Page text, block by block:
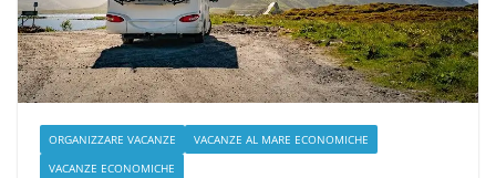
ORGANIZZARE VACANZE
VACANZE AL MARE ECONOMICHE
VACANZE ECONOMICHE